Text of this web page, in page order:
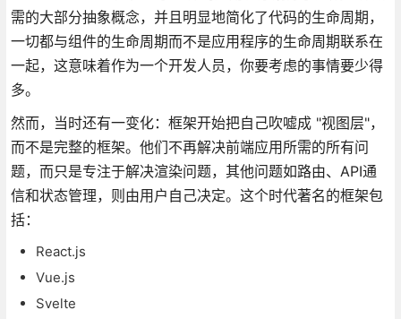
需的大部分抽象概念，并且明显地简化了代码的生命周期，
一切都与组件的生命周期而不是应用程序的生命周期联系在
一起，这意味着作为一个开发人员，你要考虑的事情要少得
多。
然而，当时还有一变化：框架开始把自己吹嘘成 "视图层"，
而不是完整的框架。他们不再解决前端应用所需的所有问
题，而只是专注于解决渲染问题，其他问题如路由、API通
信和状态管理，则由用户自己决定。这个时代著名的框架包
括：
React.js
Vue.js
Svelte